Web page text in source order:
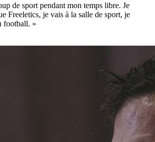
de sport pendant mon temps libre. Je
Freeletics, je vais à la salle de sport, je
football. »